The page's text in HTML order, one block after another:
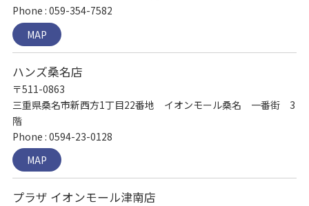
Phone : 059-354-7582
MAP
ハンズ桑名店
〒511-0863
三重県桑名市新西方1丁目22番地 イオンモール桑名 一番街 3
階
Phone : 0594-23-0128
MAP
プラザ イオンモール津南店